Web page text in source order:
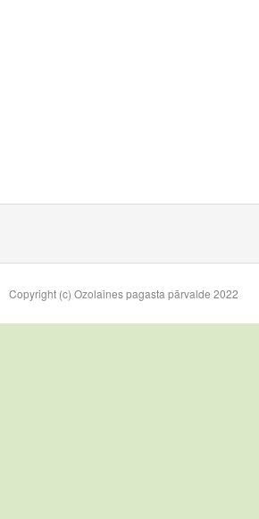
Copyright (c) Ozolaines pagasta pārvalde 2022